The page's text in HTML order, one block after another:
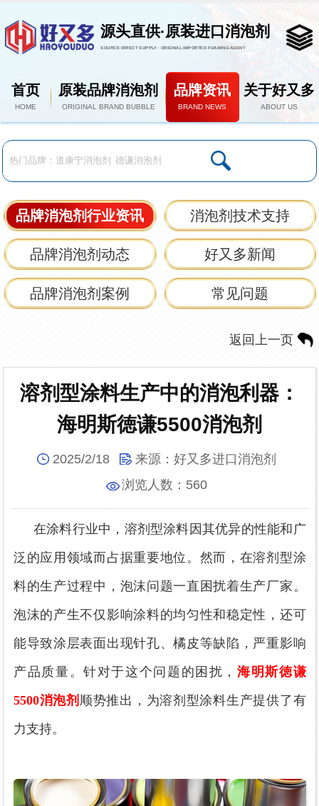
源头直供·原装进口消泡剂
SOURCE DIRECT SUPPLY · ORIGINAL IMPORTED FOAMING AGENT
首页
HOME
原装品牌消泡剂
ORIGINAL BRAND BUBBLE
品牌资讯
BRAND NEWS
关于好又多
ABOUT US
品牌消泡剂行业资讯 消泡剂技术支持
品牌消泡剂动态 好又多新闻
品牌消泡剂案例 常见问题
溶剂型涂料生产中的消泡利器：
海明斯徳谦5500消泡剂
2025/2/18 来源：好又多进口消泡剂
浏览人数： 560
返回上一页
在涂料行业中，溶剂型涂料因其优异的性能和广
泛的应用领域而占据重要地位。然而，在溶剂型涂
料的生产过程中，泡沫问题一直困扰着生产厂家。
泡沫的产生不仅影响涂料的均匀性和稳定性，还可
能导致涂层表面出现针孔、橘皮等缺陷，严重影响
产品质量。针对于这个问题的困扰， 海明斯徳谦
5500消泡剂 顺势推出，为溶剂型涂料生产提供了有
力支持。